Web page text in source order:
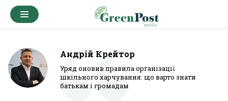
Андрій Крейтор
Уряд оновив правила організації
шкільного харчування: що варто знати
батькам і громадам